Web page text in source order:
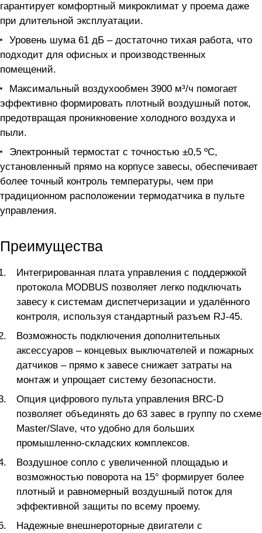
гарантирует комфортный микроклимат у проема даже
при длительной эксплуатации.
Уровень шума 61 дБ – достаточно тихая работа, что
подходит для офисных и производственных
помещений.
Максимальный воздухообмен 3900 м³/ч помогает
эффективно формировать плотный воздушный поток,
предотвращая проникновение холодного воздуха и
пыли.
Электронный термостат с точностью ±0,5 ºС,
установленный прямо на корпусе завесы, обеспечивает
более точный контроль температуры, чем при
традиционном расположении термодатчика в пульте
управления.
Преимущества
Интегрированная плата управления с поддержкой
протокола MODBUS позволяет легко подключать
завесу к системам диспетчеризации и удалённого
контроля, используя стандартный разъем RJ-45.
Возможность подключения дополнительных
аксессуаров – концевых выключателей и пожарных
датчиков – прямо к завесе снижает затраты на
монтаж и упрощает систему безопасности.
Опция цифрового пульта управления BRC-D
позволяет объединять до 63 завес в группу по схеме
Master/Slave, что удобно для больших
промышленно-складских комплексов.
Воздушное сопло с увеличенной площадью и
возможностью поворота на 15° формирует более
плотный и равномерный воздушный поток для
эффективной защиты по всему проему.
Надежные внешнероторные двигатели с